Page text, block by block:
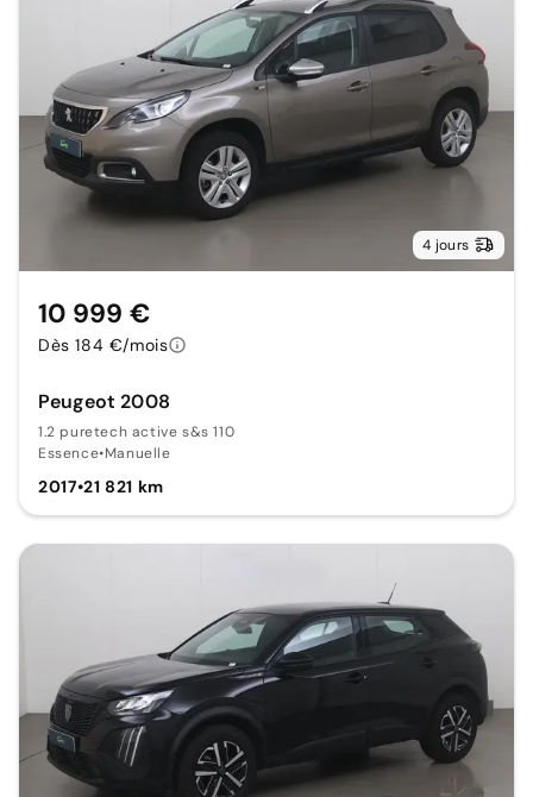
4 jours
Peugeot 2008
1.2 puretech active s&s 110
Essence•Manuelle
2017•21 821 km
10 999 €
Dès 184 €/mois